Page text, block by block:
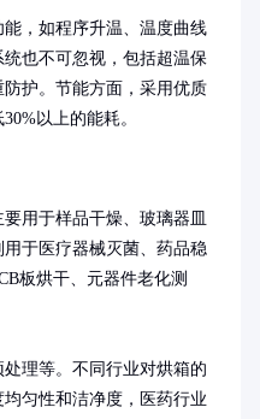
，如程序升温、温度曲线
也不可忽视，包括超温保
护。节能方面，采用优质
以上的能耗。
要用于样品干燥、玻璃器皿
于医疗器械灭菌、药品稳
板烘干、元器件老化测
理等。不同行业对烘箱的
匀性和洁净度，医药行业